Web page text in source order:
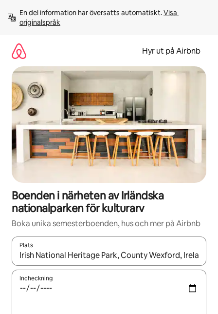
innehåll
En del information har översatts automatiskt. Visa
originalspråk
Hyr ut på Airbnb
Boenden i närheten av Irländska
nationalparken för kulturarv
Boka unika semesterboenden, hus och mer på Airbnb
Plats
När resultaten är tillgängliga kan du navigera med upp- och
Incheckning